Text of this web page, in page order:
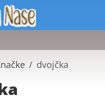
dvojčka